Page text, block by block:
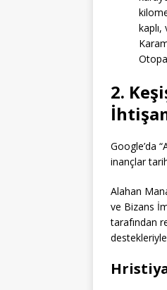
kaplı,
2.
Google’da
inançlar
Alahan
ve Bizans
tarafından